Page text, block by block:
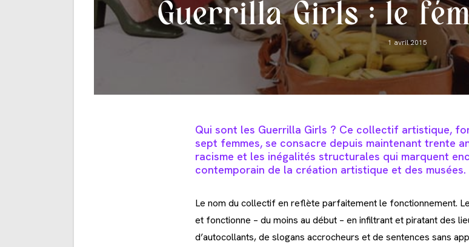
Guerrilla Girls : le
Post
published:
1 avril 2015
Qui sont les Guerrilla Girls ? Ce collectif artistique,
sept femmes, se consacre depuis maintenant trente
racisme et les inégalités structurales qui marquent
contemporain de la création artistique et des musées.
Le nom du collectif en reflète parfaitement le fonctionnement.
et fonctionne – du moins au début – en infiltrant et piratant des
d’autocollants, de slogans accrocheurs et de sentences sans